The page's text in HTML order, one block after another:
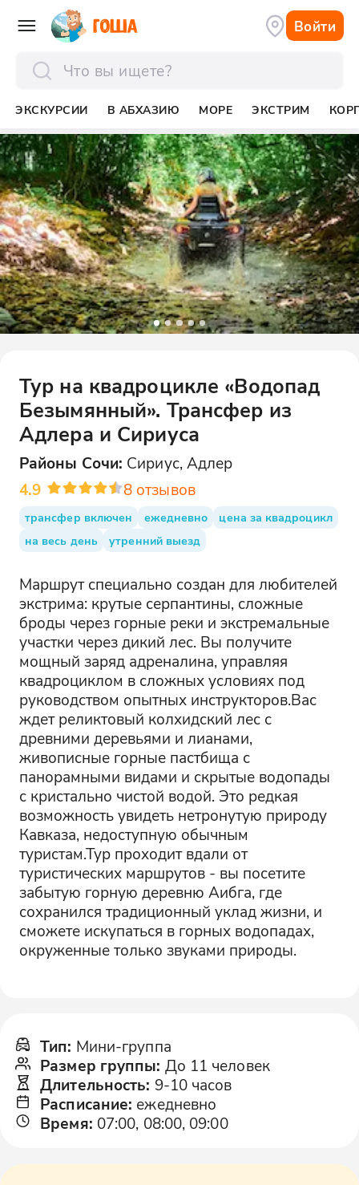
Войти
ЭКСКУРСИИ В АБХАЗИЮ МОРЕ ЭКСТРИМ
Тур на квадроцикле «Водопад
Безымянный». Трансфер из
Адлера и Сириуса
Районы Сочи: Сириус, Адлер
4.9
8 отзывов
трансфер включен ежедневно
цена за квадроцикл
на весь день
утренний выезд
Маршрут специально создан для любителей
экстрима: крутые серпантины, сложные
броды через горные реки и экстремальные
участки через дикий лес. Вы получите
мощный заряд адреналина, управляя
квадроциклом в сложных условиях под
руководством опытных инструкторов.Вас
ждет реликтовый колхидский лес с
древними деревьями и лианами,
живописные горные пастбища с
панорамными видами и скрытые водопады
с кристально чистой водой. Это редкая
возможность увидеть нетронутую природу
Кавказа, недоступную обычным
туристам.Тур проходит вдали от
туристических маршрутов - вы посетите
забытую горную деревню Аибга, где
сохранился традиционный уклад жизни, и
сможете искупаться в горных водопадах,
окруженные только звуками природы.
Тип: Мини-группа
Размер группы: До 11 человек
Длительность: 9-10 часов
Расписание: ежедневно
Время: 07:00, 08:00, 09:00